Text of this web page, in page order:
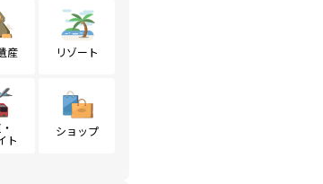
産 リゾート
ト
ショップ